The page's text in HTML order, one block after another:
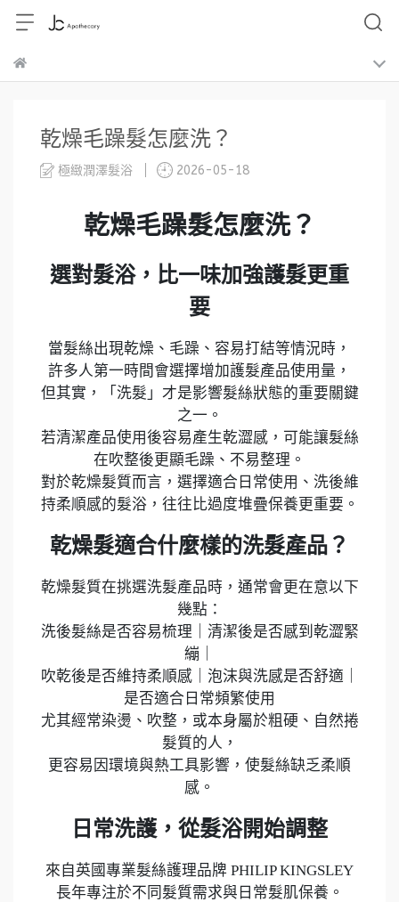
乾燥毛躁髮怎麼洗？
極緻潤澤髮浴 2026-05-18
乾燥毛躁髮怎麼洗？
選對髮浴，比一味加強護髮更重
要
當髮絲出現乾燥、毛躁、容易打結等情況時，
許多人第一時間會選擇增加護髮產品使用量，
但其實，「洗髮」才是影響髮絲狀態的重要關鍵
之一。
若清潔產品使用後容易產生乾澀感，可能讓髮絲
在吹整後更顯毛躁、不易整理。
對於乾燥髮質而言，選擇適合日常使用、洗後維
持柔順感的髮浴，往往比過度堆疊保養更重要。
乾燥髮適合什麼樣的洗髮產品？
乾燥髮質在挑選洗髮產品時，通常會更在意以下
幾點：
洗後髮絲是否容易梳理｜清潔後是否感到乾澀緊
繃｜
吹乾後是否維持柔順感｜泡沫與洗感是否舒適｜
是否適合日常頻繁使用
尤其經常染燙、吹整，或本身屬於粗硬、自然捲
髮質的人，
更容易因環境與熱工具影響，使髮絲缺乏柔順
感。
日常洗護，從髮浴開始調整
來自英國專業髮絲護理品牌 PHILIP KINGSLEY
長年專注於不同髮質需求與日常髮肌保養。